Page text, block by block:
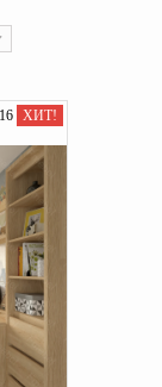
ХИТ!